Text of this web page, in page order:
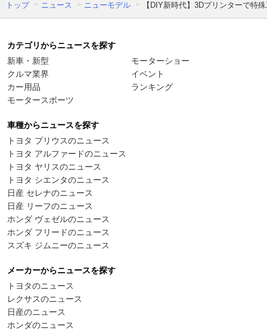
トップ ニュース ニューモデル 【DIY新時代】3Dプリンターで特
カテゴリからニュースを探す
新車・新型
クルマ業界
カー用品
モータースポーツ
モーターショー
イベント
ランキング
車種からニュースを探す
トヨタ プリウスのニュース
トヨタ アルファードのニュース
トヨタ ヤリスのニュース
トヨタ シエンタのニュース
日産 セレナのニュース
日産 リーフのニュース
ホンダ ヴェゼルのニュース
ホンダ フリードのニュース
スズキ ジムニーのニュース
メーカーからニュースを探す
トヨタのニュース
レクサスのニュース
日産のニュース
ホンダのニュース